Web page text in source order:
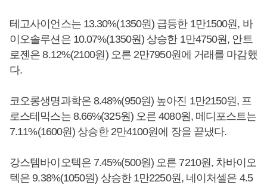
테고사이언스는 13.30%(1350원) 급등한 1만1500원, 바
이오솔루션은 10.07%(1350원) 상승한 1만4750원, 안트
로젠은 8.12%(2100원) 오른 2만7950원에 거래를 마감했
다.
코오롱생명과학은 8.48%(950원) 높아진 1만2150원, 프
로스테믹스는 8.66%(325원) 오른 4080원, 메디포스트는
7.11%(1600원) 상승한 2만4100원에 장을 끝냈다.
강스템바이오텍은 7.45%(500원) 오른 7210원, 차바이오
텍은 9.38%(1050원) 상승한 1만2250원, 네이처셀은 4.5